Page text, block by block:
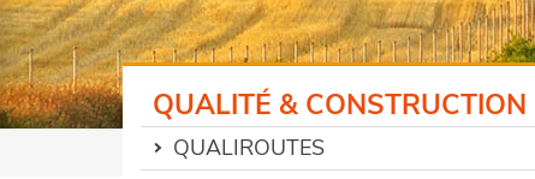
QUALITÉ & CONSTRUCTION
QUALIROUTES